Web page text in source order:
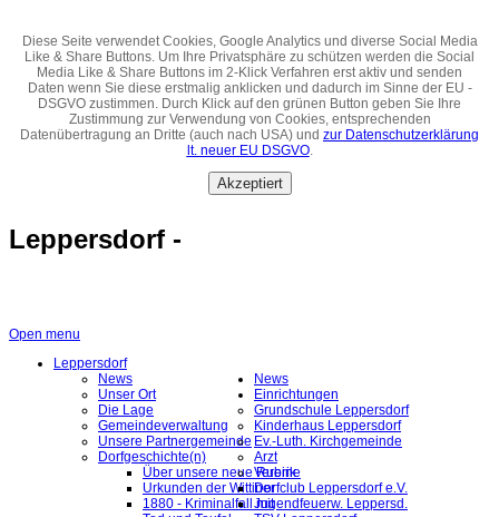
Diese Seite verwendet Cookies, Google Analytics und diverse Social Media
Like & Share Buttons. Um Ihre Privatsphäre zu schützen werden die Social
Media Like & Share Buttons im 2-Klick Verfahren erst aktiv und senden
Daten wenn Sie diese erstmalig anklicken und dadurch im Sinne der EU -
DSGVO zustimmen. Durch Klick auf den grünen Button geben Sie Ihre
Zustimmung zur Verwendung von Cookies, entsprechenden
Datenübertragung an Dritte (auch nach USA) und zur Datenschutzerklärung
lt. neuer EU DSGVO.
Akzeptiert
Leppersdorf -
Open menu
Leppersdorf
News
Unser Ort
Die Lage
Gemeindeverwaltung
Unsere Partnergemeinde
Dorfgeschichte(n)
Über unsere neue Rubrik
Urkunden der Wittiner
1880 - Kriminalfall mit
News
Einrichtungen
Grundschule Leppersdorf
Kinderhaus Leppersdorf
Ev.-Luth. Kirchgemeinde
Arzt
Vereine
Dorfclub Leppersdorf e.V.
Jugendfeuerw. Leppersd.